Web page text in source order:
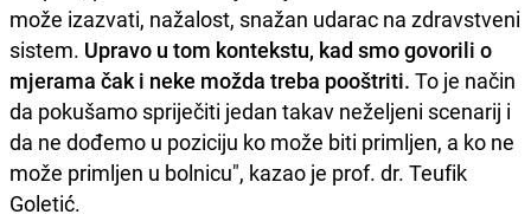
može izazvati, nažalost, snažan udarac na zdravstveni
sistem. Upravo u tom kontekstu, kad smo govorili o
mjerama čak i neke možda treba pooštriti. To je način
da pokušamo spriječiti jedan takav neželjeni scenarij i
da ne dođemo u poziciju ko može biti primljen, a ko ne
može primljen u bolnicu", kazao je prof. dr. Teufik
Goletić.